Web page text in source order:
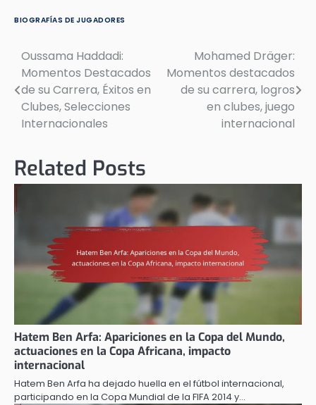
BIOGRAFÍAS DE JUGADORES
Post
navigation
Oussama Haddadi:
Momentos Destacados
de su Carrera, Éxitos en
Clubes, Selecciones
Internacionales
Mohamed Dräger:
Momentos destacados
de su carrera, logros
en clubes, juego
internacional
Related Posts
Hatem Ben Arfa: Apariciones en la Copa del Mundo,
actuaciones en la Copa Africana, impacto
internacional
Hatem Ben Arfa ha dejado huella en el fútbol internacional,
participando en la Copa Mundial de la FIFA 2014 y…